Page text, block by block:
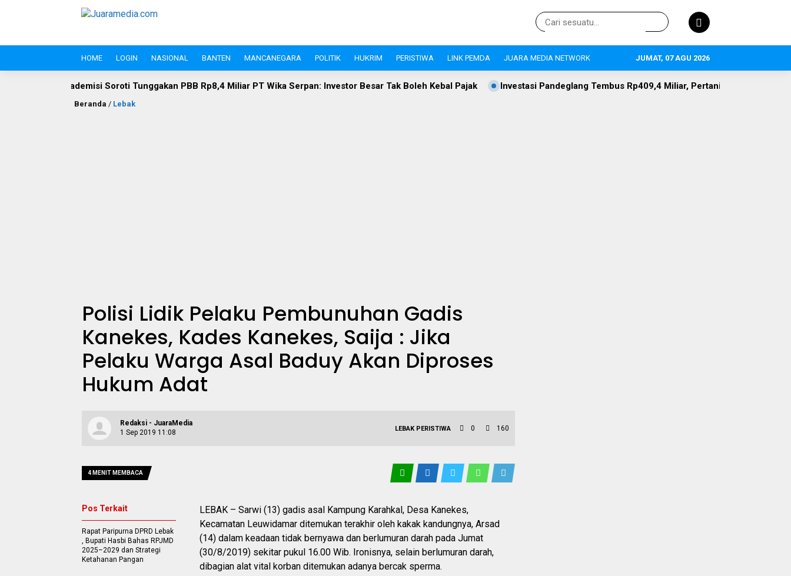
HOME LOGIN NASIONAL BANTEN MANCANEGARA POLITIK HUKRIM PERISTIWA LINK PEMDA JUARA MEDIA NETWORK JUMAT, 07 AGU 2026
Tunggakan PBB Rp8,4 Miliar PT Wika Serpan: Investor Besar Tak Boleh Kebal Pajak Investasi Pandeglang Tembus Rp409,4 Miliar, Pertanian Jadi Primadona, 634 Tenaga Kerja
Beranda / Lebak
Polisi Lidik Pelaku Pembunuhan Gadis
Kanekes, Kades Kanekes, Saija : Jika
Pelaku Warga Asal Baduy Akan Diproses
Hukum Adat
Redaksi - JuaraMedia
1 Sep 2019 11:08
LEBAK PERISTIWA 0 160
4 MENIT MEMBACA
LEBAK – Sarwi (13) gadis asal Kampung Karahkal, Desa Kanekes,
Kecamatan Leuwidamar ditemukan terakhir oleh kakak kandungnya, Arsad
(14) dalam keadaan tidak bernyawa dan berlumuran darah pada Jumat
(30/8/2019) sekitar pukul 16.00 Wib. Ironisnya, selain berlumuran darah,
dibagian alat vital korban ditemukan adanya bercak sperma.
Pos Terkait
Rapat Paripurna DPRD Lebak
, Bupati Hasbi Bahas RPJMD
2025–2029 dan Strategi
Ketahanan Pangan